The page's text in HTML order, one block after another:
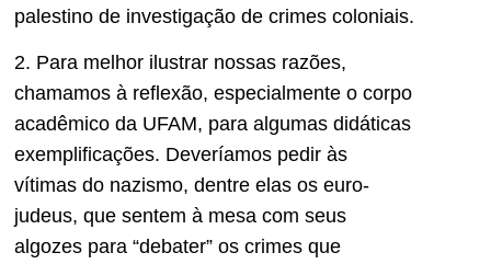
palestino de investigação de crimes coloniais.
2. Para melhor ilustrar nossas razões,
chamamos à reflexão, especialmente o corpo
acadêmico da UFAM, para algumas didáticas
exemplificações. Deveríamos pedir às
vítimas do nazismo, dentre elas os euro-
judeus, que sentem à mesa com seus
algozes para “debater” os crimes que